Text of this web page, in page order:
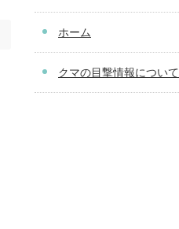
ホーム
クマの目撃情報について